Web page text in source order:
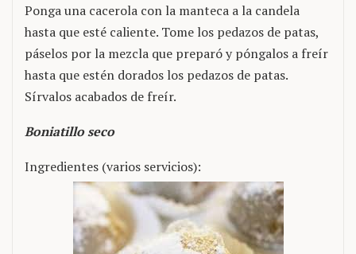
Ponga una cacerola con la manteca a la candela
hasta que esté caliente. Tome los pedazos de patas,
páselos por la mezcla que preparó y póngalos a freír
hasta que estén dorados los pedazos de patas.
Sírvalos acabados de freír.
Boniatillo seco
Ingredientes (varios servicios):